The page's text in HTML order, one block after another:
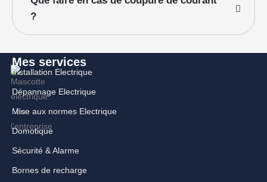
?
Mes services
Installation Electrique
Dépannage Electrique
Mise aux normes Electrique
Domotique
Sécurité & Alarme
Bornes de recharge